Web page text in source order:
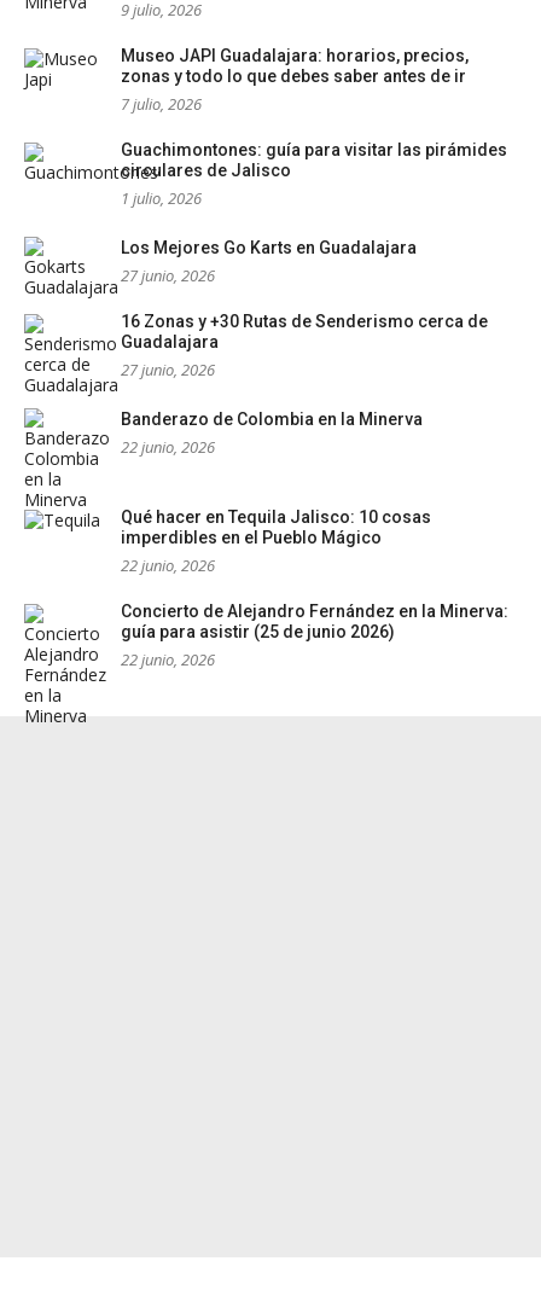
9 julio, 2026
Museo JAPI Guadalajara: horarios, precios,
zonas y todo lo que debes saber antes de ir
7 julio, 2026
Guachimontones: guía para visitar las pirámides
circulares de Jalisco
1 julio, 2026
Los Mejores Go Karts en Guadalajara
27 junio, 2026
16 Zonas y +30 Rutas de Senderismo cerca de
Guadalajara
27 junio, 2026
Banderazo de Colombia en la Minerva
22 junio, 2026
Qué hacer en Tequila Jalisco: 10 cosas
imperdibles en el Pueblo Mágico
22 junio, 2026
Concierto de Alejandro Fernández en la Minerva:
guía para asistir (25 de junio 2026)
22 junio, 2026